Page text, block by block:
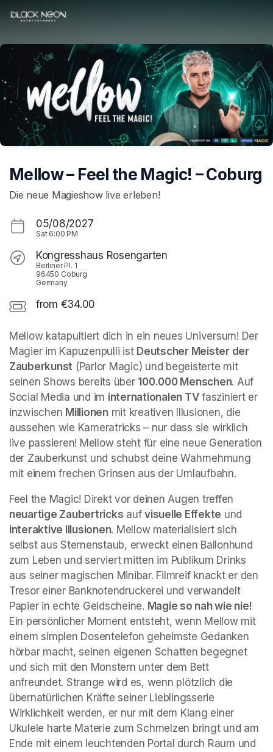
Mellow – Feel the Magic! – Coburg
Die neue Magieshow live erleben!
05/08/2027
Sat 6:00 PM
Kongresshaus Rosengarten
Berliner Pl. 1
96450 Coburg
Germany
from €34.00
Mellow katapultiert dich in ein neues Universum! Der
Magier im Kapuzenpulli ist Deutscher Meister der
Zauberkunst (Parlor Magic) und begeisterte mit
seinen Shows bereits über 100.000 Menschen. Auf
Social Media und im internationalen TV fasziniert er
inzwischen Millionen mit kreativen Illusionen, die
aussehen wie Kameratricks – nur dass sie wirklich
live passieren! Mellow steht für eine neue Generation
der Zauberkunst und schubst deine Wahrnehmung
mit einem frechen Grinsen aus der Umlaufbahn.
neuartige Zaubertricks auf visuelle Effekte
interaktive Illusionen. Mellow materialisiert sich
selbst aus Sternenstaub, erweckt einen Ballonhund
zum Leben und serviert mitten im Publikum Drinks
aus seiner magischen Minibar. Filmreif knackt er den
Tresor einer Banknotendruckerei und verwandelt
Papier in echte Geldscheine. Magie so nah wie nie!
Ein persönlicher Moment entsteht, wenn Mellow mit
einem simplen Dosentelefon geheimste Gedanken
hörbar macht, seinen eigenen Schatten begegnet
und sich mit den Monstern unter dem Bett
anfreundet. Strange wird es, wenn plötzlich die
übernatürlichen Kräfte seiner Lieblingsserie
Wirklichkeit werden, er nur mit dem Klang einer
Ukulele harte Materie zum Schmelzen bringt und am
Ende mit einem leuchtenden Portal durch Raum und